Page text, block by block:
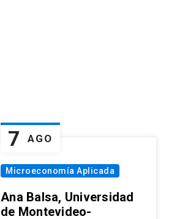
7 AGO
Microeconomía Aplicada
Ana Balsa, Universidad
de Montevideo-